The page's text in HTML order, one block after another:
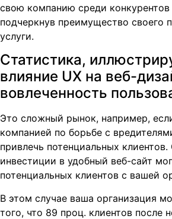
свою компанию среди конкурентов
подчеркнув преимущество своего
услуги.
Статистика,
влияние UX на веб-
вовлеченность
Это сложный рынок, например,
компанией по борьбе с
привлечь потенциальных
инвестиции в удобный веб-сайт
потенциальных клиентов с вашей
В этом случае ваша организация
того, что 89 проц. клиентов после